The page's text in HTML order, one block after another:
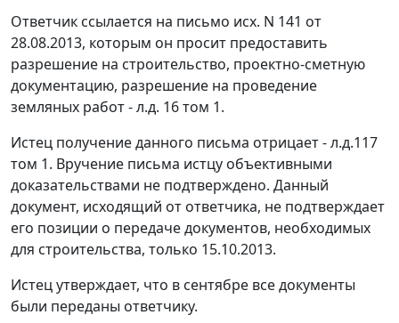
Ответчик ссылается на письмо исх. N 141 от
28.08.2013, которым он просит предоставить
разрешение на строительство, проектно-сметную
документацию, разрешение на проведение
земляных работ - л.д. 16 том 1.
Истец получение данного письма отрицает - л.д.117
том 1. Вручение письма истцу объективными
доказательствами не подтверждено. Данный
документ, исходящий от ответчика, не подтверждает
его позиции о передаче документов, необходимых
для строительства, только 15.10.2013.
Истец утверждает, что в сентябре все документы
были переданы ответчику.